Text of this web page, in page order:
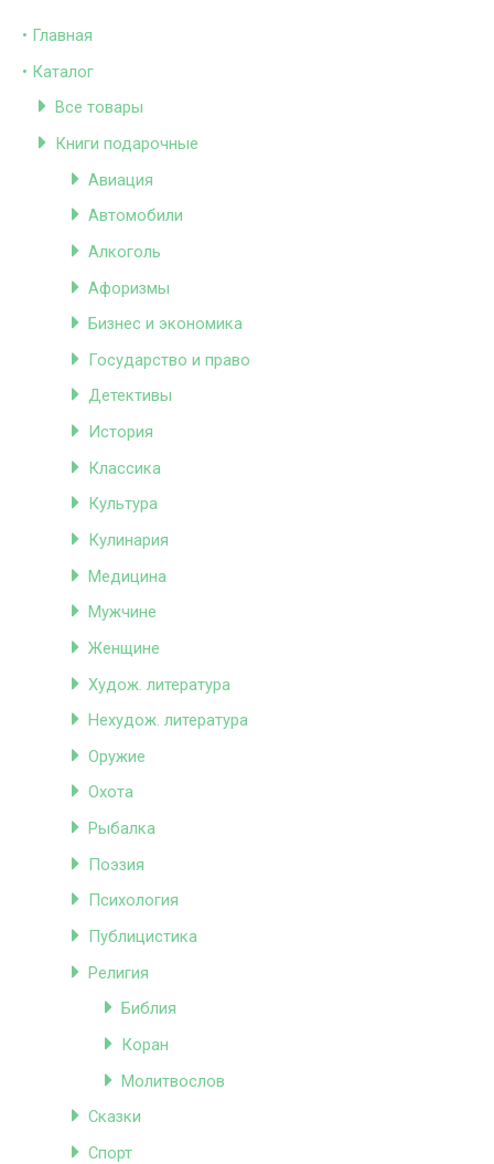
• Главная
• Каталог
Все товары
Книги подарочные
Авиация
Автомобили
Алкоголь
Афоризмы
Бизнес и экономика
Государство и право
Детективы
История
Классика
Культура
Кулинария
Медицина
Мужчине
Женщине
Худож. литература
Нехудож. литература
Оружие
Охота
Рыбалка
Поэзия
Психология
Публицистика
Религия
Библия
Коран
Молитвослов
Сказки
Спорт